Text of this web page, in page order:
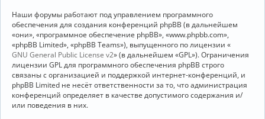
Наши форумы работают под управлением программного
обеспечения для создания конференций phpBB (в дальнейшем
«они», «программное обеспечение phpBB», «www.phpbb.com»,
«phpBB Limited», «phpBB Teams»), выпущенного по лицензии «
GNU General Public License v2» (в дальнейшем «GPL»). Ограничения
лицензии GPL для программного обеспечения phpBB строго
связаны с организацией и поддержкой интернет-конференций, и
phpBB Limited не несёт ответственности за то, что администрация
конференций определяет в качестве допустимого содержания и/
или поведения в них.